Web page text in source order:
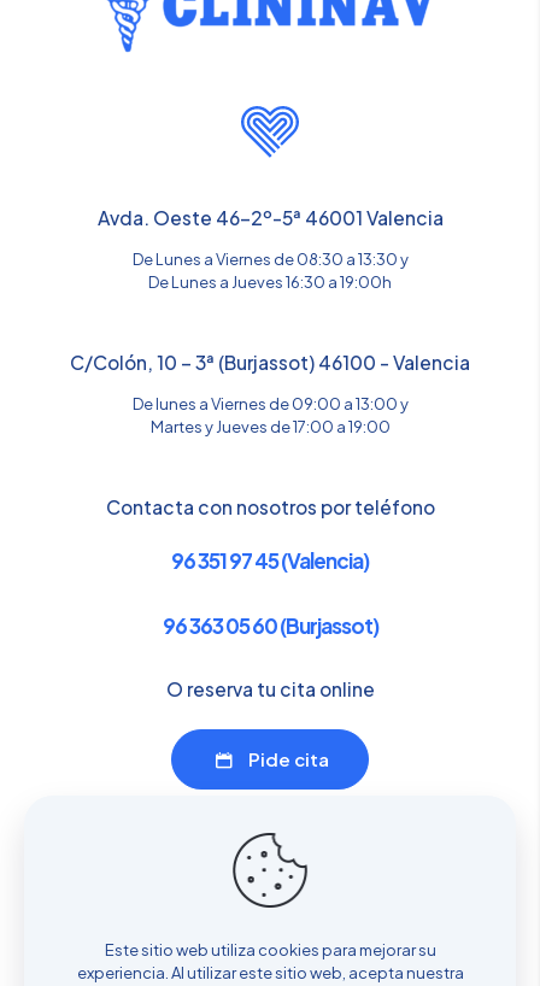
Avda. Oeste 46-2º-5ª 46001 Valencia
De Lunes a Viernes de 08:30 a 13:30 y
De Lunes a Jueves 16:30 a 19:00h
C/Colón, 10 – 3ª (Burjassot) 46100 - Valencia
De lunes a Viernes de 09:00 a 13:00 y
Martes y Jueves de 17:00 a 19:00
Contacta con nosotros por teléfono
96 351 97 45 (Valencia)
96 363 05 60 (Burjassot)
O reserva tu cita online
Pide cita
Enlaces de interés
Servicios
Dónde estamos
Este sitio web utiliza cookies para mejorar su
experiencia. Al utilizar este sitio web, acepta nuestra